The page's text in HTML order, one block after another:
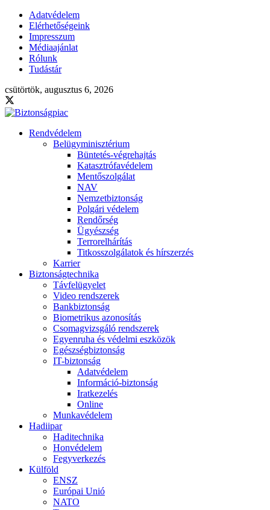
Adatvédelem
Elérhetőségeink
Impresszum
Médiaajánlat
Rólunk
Tudástár
csütörtök, augusztus 6, 2026
Rendvédelem
Belügyminisztérium
Büntetés-végrehajtás
Katasztrófavédelem
Mentőszolgálat
NAV
Nemzetbiztonság
Polgári védelem
Rendőrség
Ügyészség
Terrorelhárítás
Titkosszolgálatok és hírszerzés
Karrier
Biztonságtechnika
Távfelügyelet
Video rendszerek
Bankbiztonság
Biometrikus azonosítás
Csomagvizsgáló rendszerek
Egyenruha és védelmi eszközök
Egészségbiztonság
IT-biztonság
Adatvédelem
Információ-biztonság
Iratkezelés
Online
Munkavédelem
Hadiipar
Haditechnika
Honvédelem
Fegyverkezés
Külföld
ENSZ
Európai Unió
NATO